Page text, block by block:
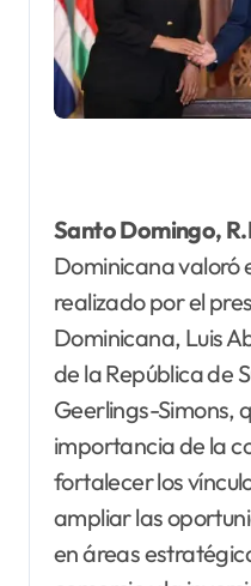
Santo Domingo,
Dominicana valoró
realizado por el
Dominicana, Luis
de la República de
Geerlings-Simons,
importancia de la
fortalecer los
ampliar las
en áreas